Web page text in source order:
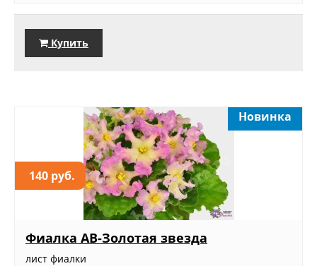
Купить
140 руб.
Новинка
Фиалка АВ-Золотая звезда
лист фиалки